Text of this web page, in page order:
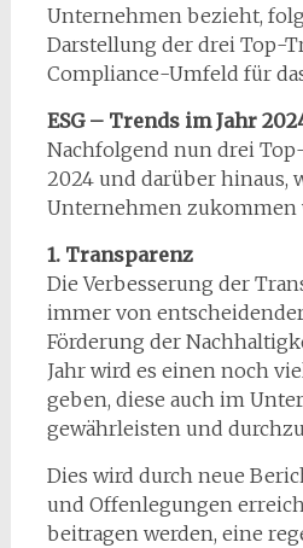
Unternehmen bezieht,
Darstellung der drei Top-
Compliance-Umfeld für
ESG – Trends im Jahr
Nachfolgend nun drei
2024 und darüber hinaus,
Unternehmen zukommen
1. Transparenz
Die Verbesserung der
immer von
Förderung der
Jahr wird es einen noch
geben, diese auch im
gewährleisten und
Dies wird durch neue
und Offenlegungen
beitragen werden, eine